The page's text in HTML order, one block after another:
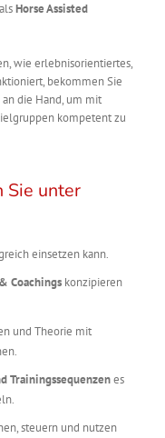
Horse Assisted
wie erlebnisorientiertes,
bekommen Sie
die Hand, um mit
kompetent zu
Sie unter
einsetzen kann.
Coachings konzipieren
und Theorie mit
Trainingssequenzenes
steuern und nutzen